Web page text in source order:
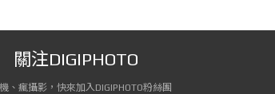
關注DIGIPHOTO
、瘋攝影，快來加入DIGIPHOTO粉絲團